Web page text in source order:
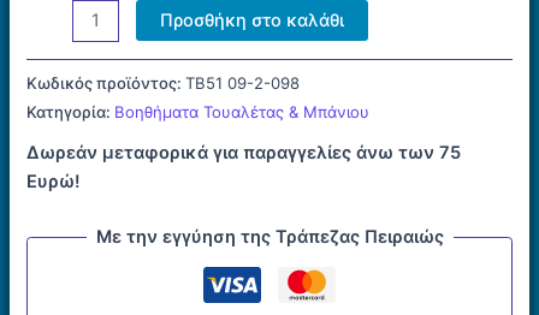
Σκαμπώ
Μπάνιου
ποσότητα
Προσθήκη στο καλάθι
Κωδικός προϊόντος:ΤΒ51 09-2-098
Κατηγορία: Βοηθήματα Τουαλέτας & Μπάνιου
Δωρεάν μεταφορικά για παραγγελίες άνω των 75
Ευρώ!
Με την εγγύηση της Τράπεζας Πειραιώς